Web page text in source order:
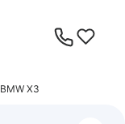
BMW X3